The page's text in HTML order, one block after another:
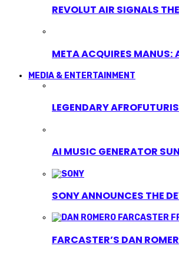
REVOLUT AIR SIGNALS
META ACQUIRES MANUS:
MEDIA & ENTERTAINMENT
LEGENDARY
AI MUSIC GENERATOR
SONY ANNOUNCES THE
FARCASTER’S DAN